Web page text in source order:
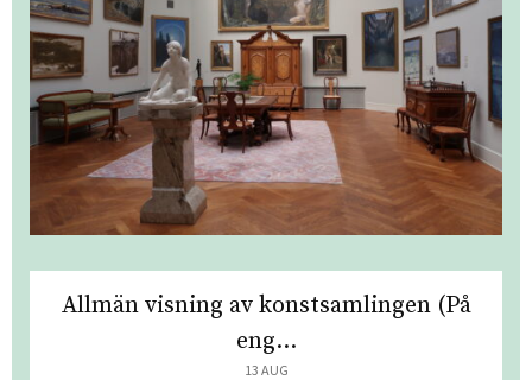
Allmän visning av konstsamlingen (På
eng...
13 AUG